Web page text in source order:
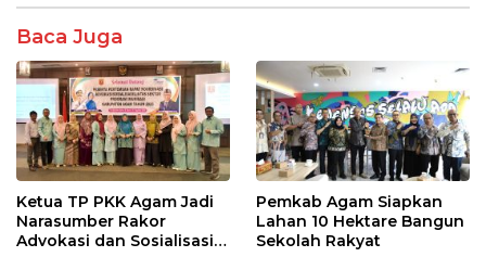
o
k
p
Baca Juga
Ketua TP PKK Agam Jadi
Narasumber Rakor
Advokasi dan Sosialisasi
Pemkab Agam Siapkan
Lahan 10 Hektare Bangun
Sekolah Rakyat